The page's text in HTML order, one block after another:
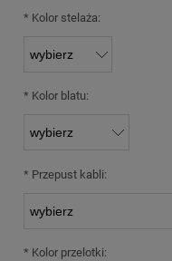
* Kolor stelaża:
* Kolor blatu:
* Przepust kabli:
* Kolor przelotki: